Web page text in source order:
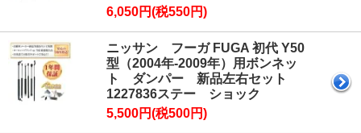
6,050円(税550円)
ニッサン フーガ FUGA 初代 Y50
型（2004年-2009年）用ボンネッ
ト ダンパー 新品左右セット
1227836ステー ショック
5,500円(税500円)